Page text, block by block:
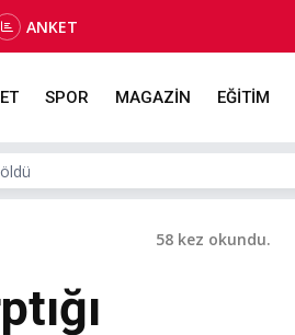
ANKET
SPOR MAGAZİN EĞİTİM
58 kez okundu.